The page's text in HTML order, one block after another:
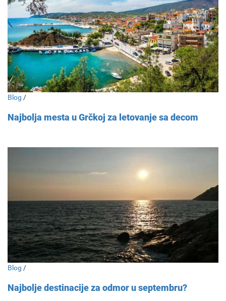
Blog /
Najbolja mesta u Grčkoj za letovanje sa decom
Blog /
Najbolje destinacije za odmor u septembru?